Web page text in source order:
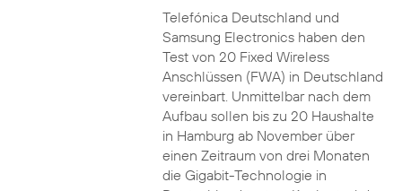
Telefónica Deutschland und
Samsung Electronics haben den
Test von 20 Fixed Wireless
Anschlüssen (FWA) in Deutschland
vereinbart. Unmittelbar nach dem
Aufbau sollen bis zu 20 Haushalte
in Hamburg ab November über
einen Zeitraum von drei Monaten
die Gigabit-Technologie in